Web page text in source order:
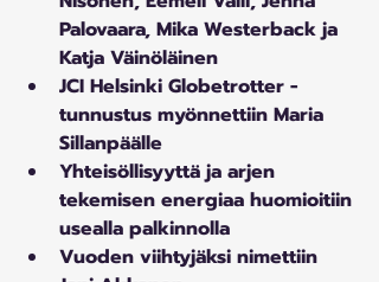
Palovaara, Mika Westerback ja
Katja Väinöläinen
JCI Helsinki Globetrotter -
tunnustus myönnettiin Maria
Sillanpäälle
Yhteisöllisyyttä ja arjen
tekemisen energiaa huomioitiin
usealla palkinnolla
Vuoden viihtyjäksi nimettiin